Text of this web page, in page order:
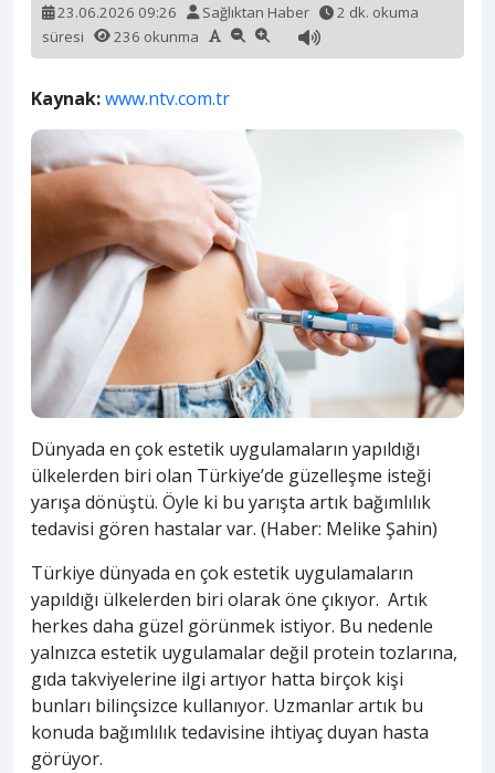
23.06.2026 09:26 Sağlıktan Haber
2 dk. okuma
süresi
236 okunma
Kaynak:www.ntv.com.tr
Dünyada en çok estetik uygulamaların yapıldığı
ülkelerden biri olan Türkiye’de güzelleşme isteği
yarışa dönüştü. Öyle ki bu yarışta artık bağımlılık
tedavisi gören hastalar var. (Haber: Melike Şahin)
Türkiye dünyada en çok estetik uygulamaların
yapıldığı ülkelerden biri olarak öne çıkıyor. Artık
herkes daha güzel görünmek istiyor. Bu nedenle
yalnızca estetik uygulamalar değil protein tozlarına,
gıda takviyelerine ilgi artıyor hatta birçok kişi
bunları bilinçsizce kullanıyor. Uzmanlar artık bu
konuda bağımlılık tedavisine ihtiyaç duyan hasta
görüyor.